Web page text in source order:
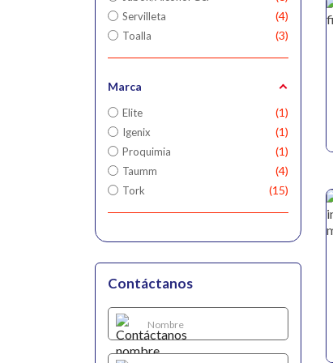
Servilleta 4
Toalla 3
Marca
Elite 1
Igenix 1
Proquimia 1
Taumm 4
Tork 15
Contáctanos